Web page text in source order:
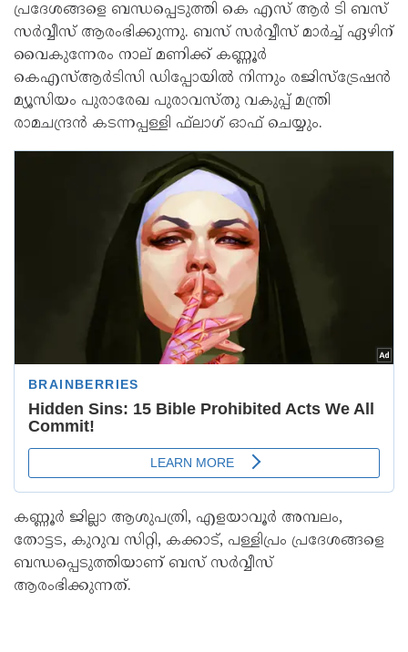
പ്രദേശങ്ങളെ ബന്ധപ്പെടുത്തി കെ എസ് ആര്‍ ടി ബസ്
സര്‍വ്വീസ് ആരംഭിക്കുന്നു. ബസ് സര്‍വ്വീസ് മാര്‍ച്ച് ഏഴിന്
വൈകുന്നേരം നാല് മണിക്ക് കണ്ണൂര്‍
കെഎസ്ആര്‍ടിസി ഡിപ്പോയില്‍ നിന്നും രജിസ്‌ട്രേഷന്‍
മ്യൂസിയം പുരാരേഖ പുരാവസ്തു വകുപ്പ് മന്ത്രി
രാമചന്ദ്രന്‍ കടന്നപ്പള്ളി ഫ്‌ലാഗ് ഓഫ് ചെയ്യും.
കണ്ണൂര്‍ ജില്ലാ ആശുപത്രി, എളയാവൂര്‍ അമ്പലം,
തോട്ടട, കുറുവ സിറ്റി, കക്കാട്, പള്ളിപ്രം പ്രദേശങ്ങളെ
ബന്ധപ്പെടുത്തിയാണ് ബസ് സര്‍വ്വീസ്
ആരംഭിക്കുന്നത്.